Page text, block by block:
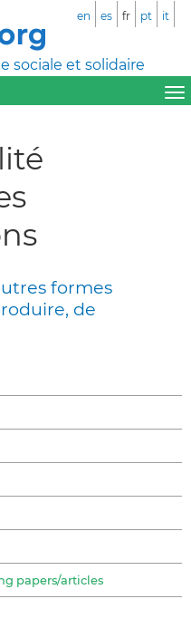
sociale et solidaire
en es fr pt it
formes
de
papers/articles